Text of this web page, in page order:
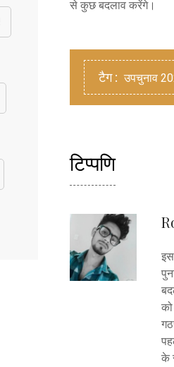
से कुछ बदलाव करेंगे।
टैग : उपचुनाव
टिप्पणि
के